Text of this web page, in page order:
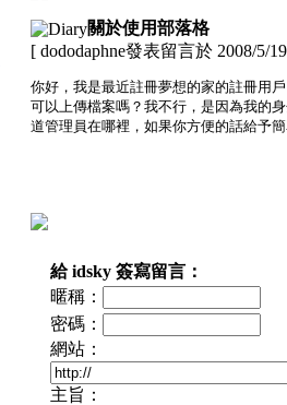
關於使用部落格
[ dododaphne發表留言於 2008/5/
你好，我是最近註冊夢想的家的註冊用
可以上傳檔案嗎？我不行，是因為我的
道管理員在哪裡，如果你方便的話給予
給 idsky 簽寫留言：
暱稱：
密碼：
網站：
主旨：